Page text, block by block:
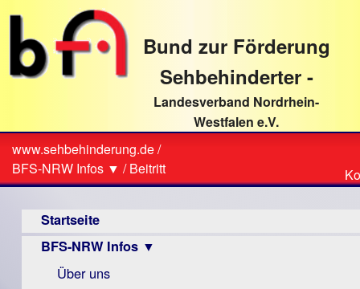
direkt
Textinhalt
Bund zur Förderung
Sehbehinderter -
Landesverband Nordrhein-
Westfalen e.V.
Sie
sind
hier
www.sehbehinderung.de/
BFS-NRW Infos ▼ /Beitritt
Startseite
BFS-NRW Infos ▼
Über uns